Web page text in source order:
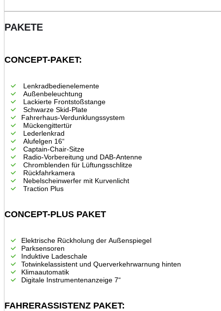
PAKETE
CONCEPT-PAKET:
Lenkradbedienelemente
Außenbeleuchtung
Lackierte Frontstoßstange
Schwarze Skid-Plate
Fahrerhaus-Verdunklungssystem
Mückengittertür
Lederlenkrad
Alufelgen 16“
Captain-Chair-Sitze
Radio-Vorbereitung und DAB-Antenne
Chromblenden für Lüftungsschlitze
Rückfahrkamera
Nebelscheinwerfer mit Kurvenlicht
Traction Plus
CONCEPT-PLUS PAKET
Elektrische Rückholung der Außenspiegel
Parksensoren
Induktive Ladeschale
Totwinkelassistent und Querverkehrwarnung hinten
Klimaautomatik
Digitale Instrumentenanzeige 7“
FAHRERASSISTENZ PAKET: